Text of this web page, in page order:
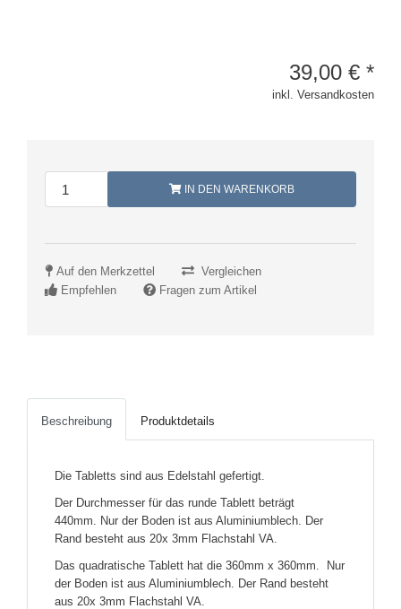
39,00 € *
inkl. Versandkosten
IN DEN WARENKORB
Auf den Merkzettel
Vergleichen
Empfehlen
Fragen zum Artikel
Beschreibung Produktdetails
Die Tabletts sind aus Edelstahl gefertigt.
Der Durchmesser für das runde Tablett beträgt
440mm. Nur der Boden ist aus Aluminiumblech. Der
Rand besteht aus 20x 3mm Flachstahl VA.
Das quadratische Tablett hat die 360mm x 360mm. Nur
der Boden ist aus Aluminiumblech. Der Rand besteht
aus 20x 3mm Flachstahl VA.